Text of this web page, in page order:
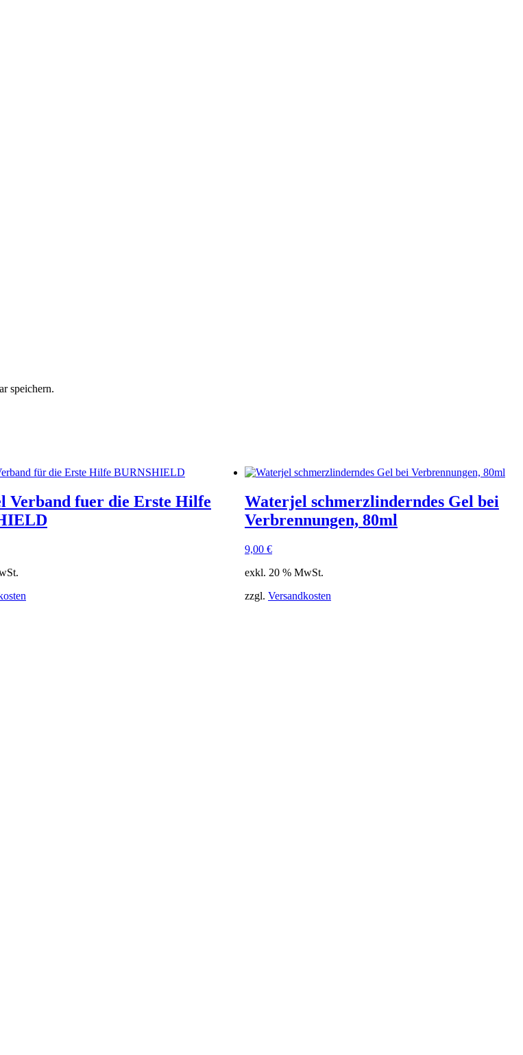
speichern.
Verband fuer die Erste Hilfe
Waterjel schmerzlinderndes Gel bei
Verbrennungen, 80ml
9,00 €
exkl. 20 % MwSt.
zzgl. Versandkosten